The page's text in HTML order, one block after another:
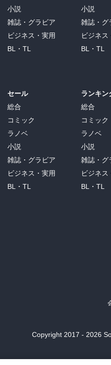
小説
雑誌・グラビア
ビジネス・実用
BL・TL
セール
総合
コミック
ラノベ
小説
雑誌・グラビア
ビジネス・実用
BL・TL
小説
雑誌・グ
ビジネス
BL・TL
ランキン
総合
コミック
ラノベ
小説
雑誌・グ
ビジネス
BL・TL
Copyright 2017 - 2026